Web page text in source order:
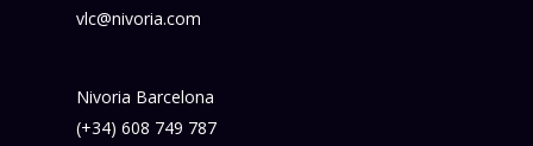
vlc@nivoria.com
Nivoria Barcelona
(+34) 608 749 787